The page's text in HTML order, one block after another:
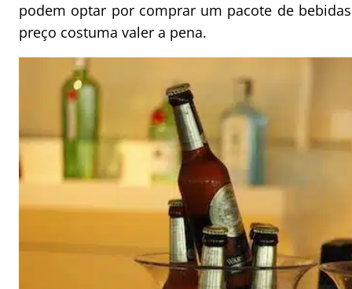
podem optar por comprar um pacote de
preço costuma valer a pena.